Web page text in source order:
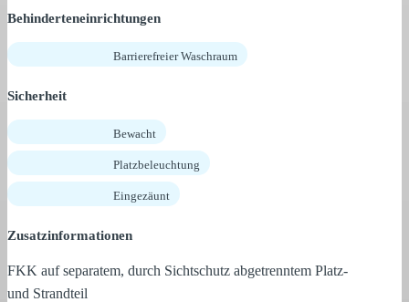
Behinderteneinrichtungen
Barrierefreier Waschraum
Sicherheit
Bewacht
Platzbeleuchtung
Eingezäunt
Zusatzinformationen
FKK auf separatem, durch Sichtschutz abgetrenntem Platz-
und Strandteil